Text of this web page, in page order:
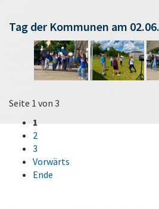
Tag der Kommunen am
Seite 1 von 3
1
2
3
Vorwärts
Ende